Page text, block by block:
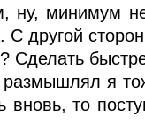
ну, минимум
С другой
Сделать
я
вновь, то